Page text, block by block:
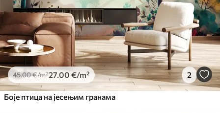
Premium Vinil
65.0039.00€/m²
Peel and Stick
81.6749.00€/m²
45.00€/m²27 .00 €/m² 2
Боје птица на јесењим гранама